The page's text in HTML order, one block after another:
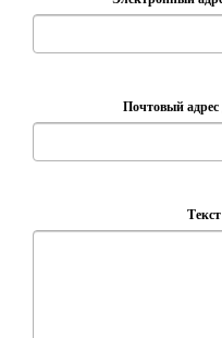
Почтовый адрес